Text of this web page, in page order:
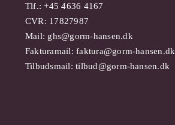
Tlf.: +45 4636 4167
CVR: 17827987
Mail: ghs@gorm-hansen.dk
Fakturamail:faktura@gorm-hansen.dk
Tilbudsmail:tilbud@gorm-hansen.dk